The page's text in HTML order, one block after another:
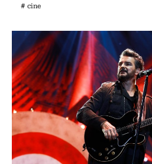
# cine